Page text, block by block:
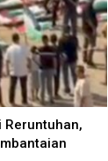
Reruntuhan,